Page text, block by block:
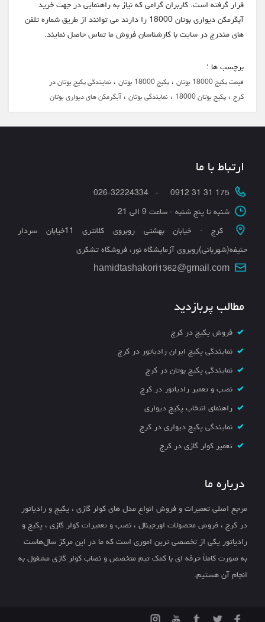
قرار گرفته است. کاربران گرامی که نیاز به راهنمایی در جهت خرید
آبگرمکن دیواری بوتان 18000 را دارند می توانند از طریق شماره تلفن
های مندرج در سایت با کارشناسان فروش ما تماس حاصل نمایند.
برچسب ها :
قیمت پکیج 18000 بوتان ،پکیج 18000 بوتان ،نمایندگی پکیج بوتان در
کرج،پکیج بوتان 18000 ،نمایندگی بوتان،آبگرمکن های دیواری بوتان
ارتباط با ما
175 31 31 0912 - 026-32224334
شنبه تا پنج شنبه - ساعت 9 الی 21
کرج - خیابان بهشتی روبروی کلانتری 11خیابان سردار
حنیفه(شهربانی)روبروی آزمایشگاه نور، فروشگاه تشکری
hamidtashakori1362@gmail.com
مطالب پربازدید
فروش پکیج در کرج
نمایندگی پکیج ایران رادیاتور در کرج
نمایندگی پکیج بوتان در کرج
نصب و تعمیر رادیاتور در کرج
راهنمای انتخاب پکیج دیواری
نمایندگی پکیج دیواری در کرج
تعمیر کولر گازی در کرج
درباره ما
مرجع اصلی تعمیرات و فروش انواع مدل های کولر گازی ، پکیج و رادیاتور
در کرج ، فروش محصولات اورجینال ، نصب و تعمیرات کولر گازی ، پکیج و
رادیاتور یکی از تخصصی ترین اموری است که ما در این مرکز سال‌هاست
به صورت کاملاً حرفه ای با کمک تیم متخصص و نصاب کولر گازی مشغول به
انجام آن هستیم.